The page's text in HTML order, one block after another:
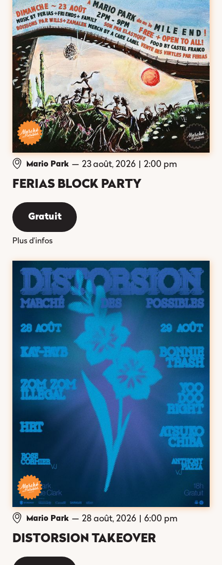
Mario Park — 23 août, 2026 2:00 pm
FERIAS BLOCK PARTY
Gratuit
Plus d'infos
Mario Park — 28 août, 2026 6:00 pm
DISTORSION TAKEOVER